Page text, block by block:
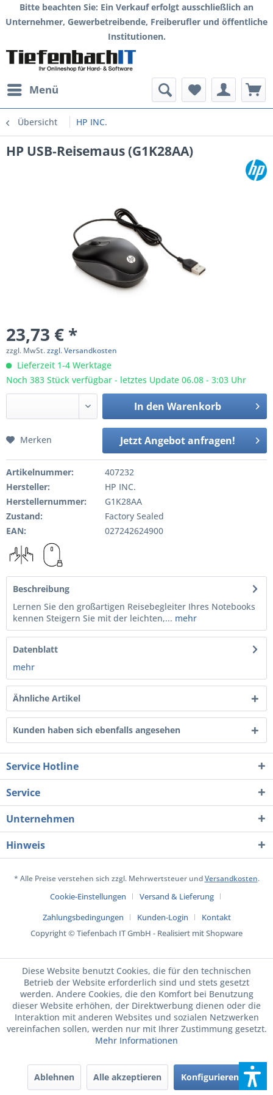
Bitte beachten Sie: Ein Verkauf erfolgt ausschließlich an
Unternehmer, Gewerbetreibende, Freiberufler und öffentliche
Institutionen.
Menü
Übersicht HP INC.
HP USB-Reisemaus (G1K28AA)
23,73 € *
zzgl. MwSt.zzgl. Versandkosten
Lieferzeit 1-4 Werktage
Noch 383 Stück verfügbar - letztes Update 06.08 - 3:03 Uhr
In den Warenkorb
Jetzt Angebot anfragen!
Merken
Artikelnummer:
407232
Hersteller:
HP INC.
Herstellernummer:
G1K28AA
Zustand:
Factory Sealed
EAN:
027242624900
Beschreibung
Lernen Sie den großartigen Reisebegleiter Ihres Notebooks
kennen Steigern Sie mit der leichten,... mehr
Datenblatt
mehr
Ähnliche Artikel
Kunden haben sich ebenfalls angesehen
Service Hotline
Service
Unternehmen
Hinweis
* Alle Preise verstehen sich zzgl. Mehrwertsteuer undVersandkosten.
Cookie-Einstellungen
Versand & Lieferung
Zahlungsbedingungen
Kunden-Login
Kontakt
Copyright © Tiefenbach IT GmbH - Realisiert mit Shopware
Diese Website benutzt Cookies, die für den technischen
Betrieb der Website erforderlich sind und stets gesetzt
werden. Andere Cookies, die den Komfort bei Benutzung
dieser Website erhöhen, der Direktwerbung dienen oder die
Interaktion mit anderen Websites und sozialen Netzwerken
vereinfachen sollen, werden nur mit Ihrer Zustimmung gesetzt.
Mehr Informationen
Ablehnen Alle akzeptieren Konfigurieren